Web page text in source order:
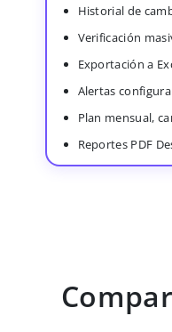
Historial de
Verificación
Exportación a
Alertas
Plan mensual,
Reportes PDF